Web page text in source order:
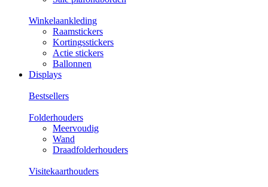
Winkelaankleding
Raamstickers
Kortingsstickers
Actie stickers
Ballonnen
Displays
Bestsellers
Folderhouders
Meervoudig
Wand
Draadfolderhouders
Visitekaarthouders